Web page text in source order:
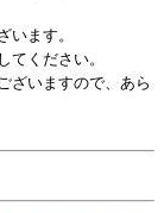
ます。
てください。
ざいますので、あら